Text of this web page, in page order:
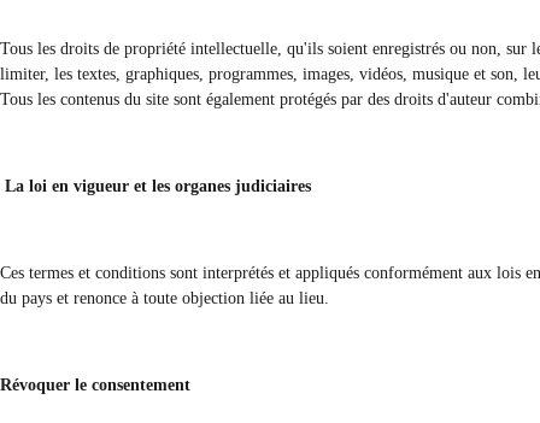
Tous les droits de propriété intellectuelle, qu'ils soient enregistrés ou non, sur
limiter, les textes, graphiques, programmes, images, vidéos, musique et son,
Tous les contenus du site sont également protégés par des droits d'auteur
La loi en vigueur et les organes judiciaires
Ces termes et conditions sont interprétés et appliqués conformément aux lois
du pays et renonce à toute objection liée au lieu.
Révoquer le consentement